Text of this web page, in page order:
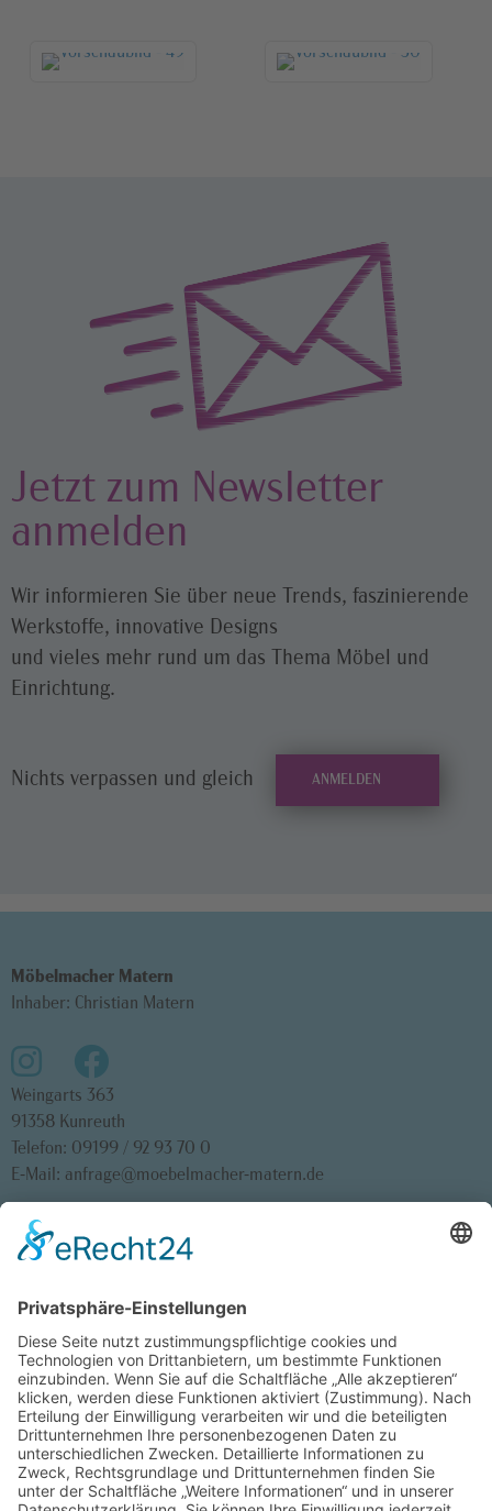
Jetzt zum Newsletter
anmelden
Wir informieren Sie über neue Trends, faszinierende
Werkstoffe, innovative Designs
und vieles mehr rund um das Thema Möbel und
Einrichtung.
Nichts verpassen und gleich ANMELDEN
Möbelmacher Matern
Inhaber: Christian Matern
Weingarts 363
91358 Kunreuth
Telefon: 09199 / 92 93 70 0
E-Mail: anfrage@moebelmacher-matern.de
Startseite
Teilnahmebedingungen Gewinnspiel
Datenschutz
Cookie-Einstellungen
Kontrastmodus aktivieren